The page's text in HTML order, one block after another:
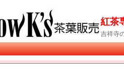
紅茶
吉祥寺